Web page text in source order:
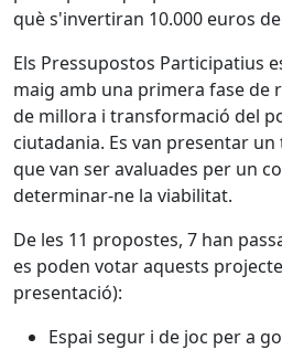
què s'invertiran 10.000 euros
Els Pressupostos Participatius
maig amb una primera fase de
de millora i transformació del
ciutadania. Es van presentar
que van ser avaluades per un
determinar-ne la viabilitat.
De les 11 propostes, 7 han
es poden votar aquests
presentació):
Espai segur i de joc per a